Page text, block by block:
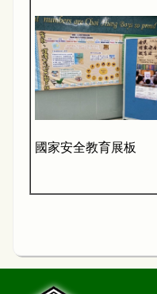
國家安全教育展板